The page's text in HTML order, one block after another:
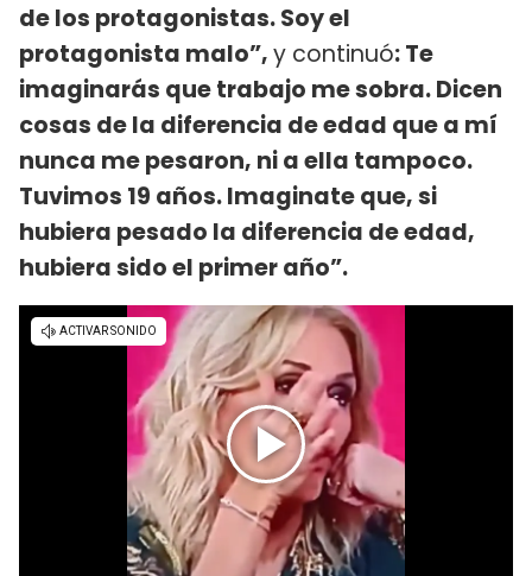
de los protagonistas. Soy el
protagonista malo”,y continuó: Te
imaginarás que trabajo me sobra. Dicen
cosas de la diferencia de edad que a mí
nunca me pesaron, ni a ella tampoco.
Tuvimos 19 años. Imaginate que, si
hubiera pesado la diferencia de edad,
hubiera sido el primer año”.